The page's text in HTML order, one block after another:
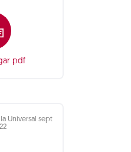
pdf
Universal sept